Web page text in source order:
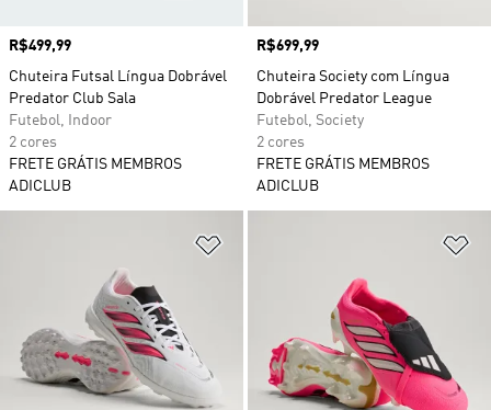
Preço
R$499,99
Chuteira Futsal Língua Dobrável
Predator Club Sala
Futebol, Indoor
2 cores
FRETE GRÁTIS MEMBROS
ADICLUB
Preço
R$699,99
Chuteira Society com Língua
Dobrável Predator League
Futebol, Society
2 cores
FRETE GRÁTIS MEMBROS
ADICLUB
Adicionar à Lista de Desejos